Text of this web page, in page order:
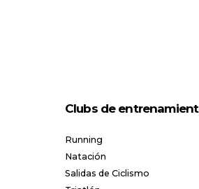
Clubs de
Running
Natación
Salidas de Ciclismo